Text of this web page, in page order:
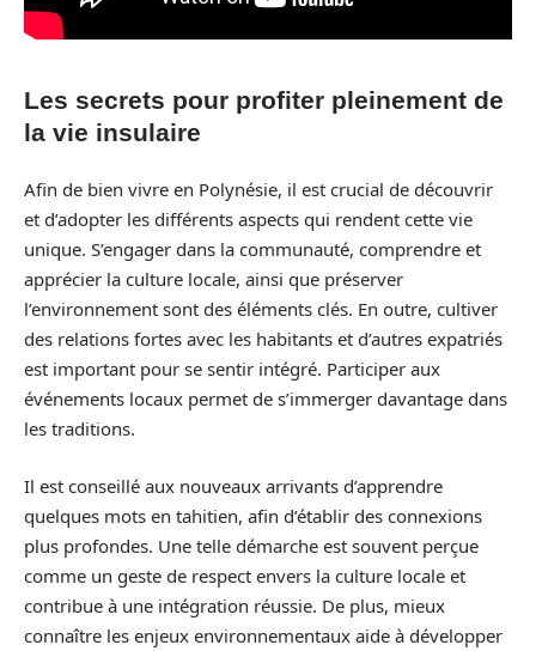
Les secrets pour profiter pleinement de
la vie insulaire
Afin de bien vivre en Polynésie, il est crucial de découvrir
et d’adopter les différents aspects qui rendent cette vie
unique. S’engager dans la communauté, comprendre et
apprécier la culture locale, ainsi que préserver
l’environnement sont des éléments clés. En outre, cultiver
des relations fortes avec les habitants et d’autres expatriés
est important pour se sentir intégré. Participer aux
événements locaux permet de s’immerger davantage dans
les traditions.
Il est conseillé aux nouveaux arrivants d’apprendre
quelques mots en tahitien, afin d’établir des connexions
plus profondes. Une telle démarche est souvent perçue
comme un geste de respect envers la culture locale et
contribue à une intégration réussie. De plus, mieux
connaître les enjeux environnementaux aide à développer